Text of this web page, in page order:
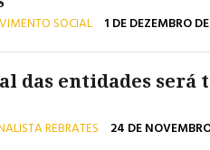
SOCIAL 1 DE DEZEMBRO
das entidades será
REBRATES 24 DE